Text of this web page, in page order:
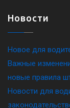
Новости
Новое для
Важные
новые правила
Новости для